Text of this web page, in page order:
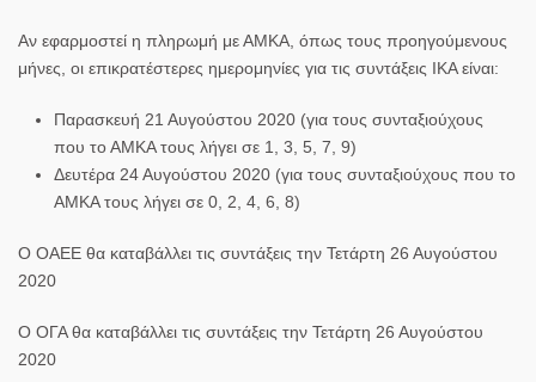
Αν εφαρμοστεί η πληρωμή με ΑΜΚΑ, όπως τους προηγούμενους
μήνες, οι επικρατέστερες ημερομηνίες για τις συντάξεις ΙΚΑ είναι:
Παρασκευή 21 Αυγούστου 2020 (για τους συνταξιούχους
που το ΑΜΚΑ τους λήγει σε 1, 3, 5, 7, 9)
Δευτέρα 24 Αυγούστου 2020 (για τους συνταξιούχους που το
ΑΜΚΑ τους λήγει σε 0, 2, 4, 6, 8)
Ο ΟΑΕΕ θα καταβάλλει τις συντάξεις την Τετάρτη 26 Αυγούστου
2020
Ο ΟΓΑ θα καταβάλλει τις συντάξεις την Τετάρτη 26 Αυγούστου
2020